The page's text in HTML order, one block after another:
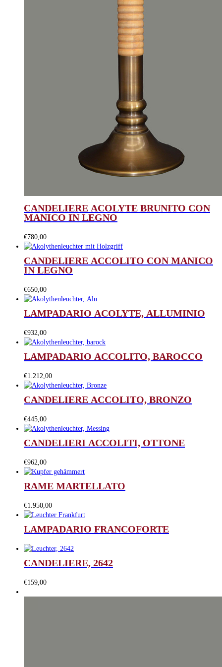
CANDELIERE ACOLYTE BRUNITO CON
MANICO IN LEGNO
€780,00
CANDELIERE ACCOLITO CON MANICO
IN LEGNO
€650,00
LAMPADARIO ACOLYTE, ALLUMINIO
€932,00
LAMPADARIO ACCOLITO, BAROCCO
€1.212,00
CANDELIERE ACCOLITO, BRONZO
€445,00
CANDELIERI ACCOLITI, OTTONE
€962,00
RAME MARTELLATO
€1.950,00
LAMPADARIO FRANCOFORTE
CANDELIERE, 2642
€159,00